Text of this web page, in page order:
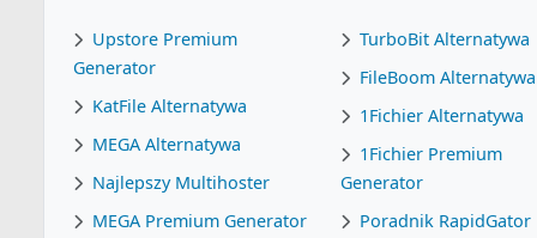
Upstore Premium
Generator
KatFile Alternatywa
MEGA Alternatywa
Najlepszy Multihoster
MEGA Premium Generator
TurboBit Alternatywa
FileBoom Alternatywa
1Fichier Alternatywa
1Fichier Premium
Generator
Poradnik RapidGator